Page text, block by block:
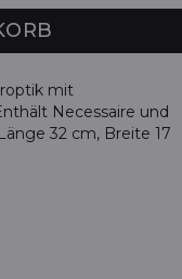
mit
Necessaire und
32 cm, Breite 17